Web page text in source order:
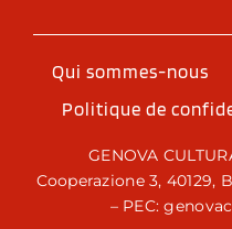
Qui sommes-nous
Politique de
GENOVA
Cooperazione 3, 40129,
– PEC: